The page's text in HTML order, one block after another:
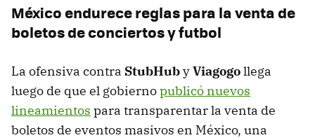
México endurece reglas para la venta de
boletos de conciertos y futbol
La ofensiva contra StubHubyViagogollega
luego de que el gobiernopublicó nuevos
lineamientos para transparentar la venta de
boletos de eventos masivos en México, una